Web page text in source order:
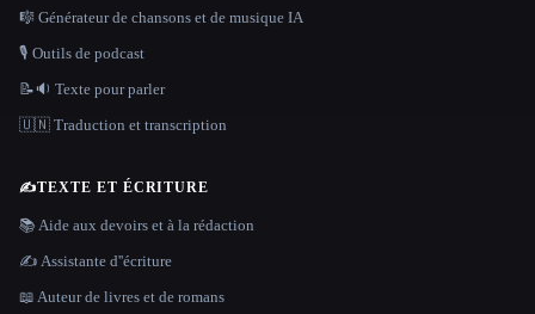
🎼 Générateur de chansons et de musique IA
🎙️ Outils de podcast
📝🔉 Texte pour parler
🇺🇳 Traduction et transcription
✍️TEXTE ET ÉCRITURE
📚 Aide aux devoirs et à la rédaction
✍️ Assistante d''écriture
📖 Auteur de livres et de romans